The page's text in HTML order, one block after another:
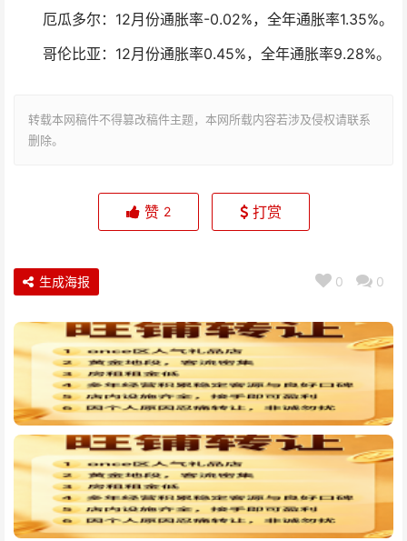
厄瓜多尔：12月份通胀率-0.02%，全年通胀率1.35%。
哥伦比亚：12月份通胀率0.45%，全年通胀率9.28%。
转载本网稿件不得篡改稿件主题，本网所载内容若涉及侵权请联系
删除。
赞 2 打赏
0 0
生成海报